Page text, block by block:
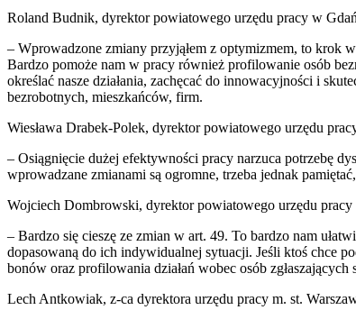
Roland Budnik, dyrektor powiatowego urzędu pracy w
– Wprowadzone zmiany przyjąłem z optymizmem, to krok
Bardzo pomoże nam w pracy również profilowanie osób
określać nasze działania, zachęcać do innowacyjności i
bezrobotnych, mieszkańców, firm.
Wiesława Drabek-Polek, dyrektor powiatowego urzędu
– Osiągnięcie dużej efektywności pracy narzuca potrzebę
wprowadzane zmianami są ogromne, trzeba jednak
Wojciech Dombrowski, dyrektor powiatowego urzędu pracy
– Bardzo się cieszę ze zmian w art. 49. To bardzo nam
dopasowaną do ich indywidualnej sytuacji. Jeśli ktoś chce
bonów oraz profilowania działań wobec osób zgłaszających
Lech Antkowiak, z-ca dyrektora urzędu pracy m. st.